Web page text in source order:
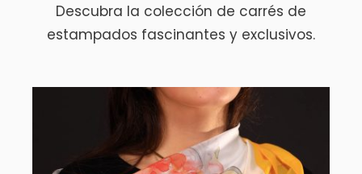
Moda
Contacto
MI CUENTA
Descubra la colección de carrés de
estampados fascinantes y exclusivos.